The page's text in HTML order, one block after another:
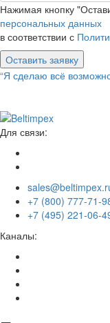
Нажимая кнопку
персональных данных
в соответствии с
Оставить заявку
“Я сделаю всё
Для связи:
+7 (800) 777-71-
+7 (495) 221-06-
Каналы: